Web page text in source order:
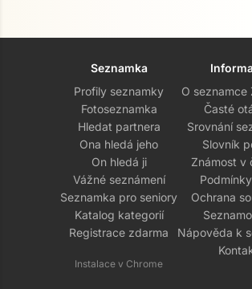
Seznamka
Profily seznamky
Fotoseznamka
Hledat partnera
Ona hledá jeho
On hledá ji
Vážné seznámení
Seznamka pro seniory
Katalog kategorií
Registrace zdarma
Instalace v Chrome
O seznamce
Časté
Srovnání
Slovník
Známost v
Ochrana
Nápověda k